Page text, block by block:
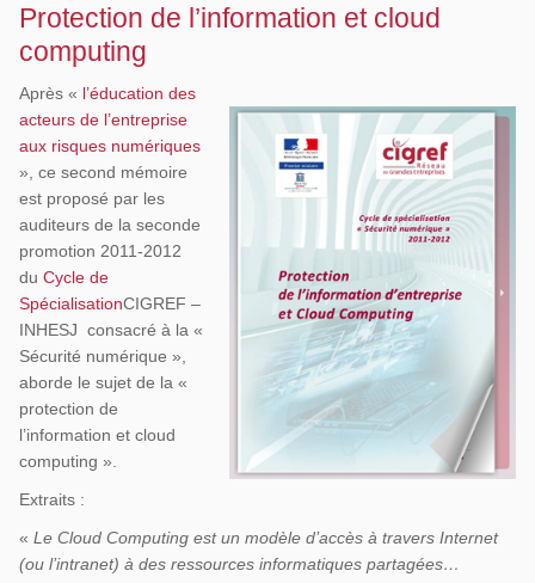
Protection de l’information et cloud
computing
Après « l’éducation des
acteurs de l’entreprise
aux risques numériques
», ce second mémoire
est proposé par les
auditeurs de la seconde
promotion 2011-2012
du Cycle de
SpécialisationCIGREF –
INHESJ consacré à la «
Sécurité numérique »,
aborde le sujet de la «
protection de
l’information et cloud
computing ».
Extraits :
« Le Cloud Computing est un modèle d’accès à travers Internet
(ou l’intranet) à des ressources informatiques partagées…